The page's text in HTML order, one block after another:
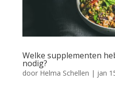
Welke supplementen
nodig?
door Helma Schellen | jan